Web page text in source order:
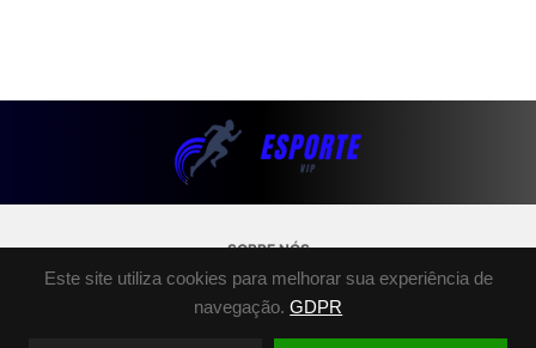
Este site utiliza cookies para melhorar sua experiência de
navegação. GDPR
SOBRE NÓS
POLÍTICA DE PRIVACIDADE
TERMOS E CONDIÇÕES
FALE CONOSCO